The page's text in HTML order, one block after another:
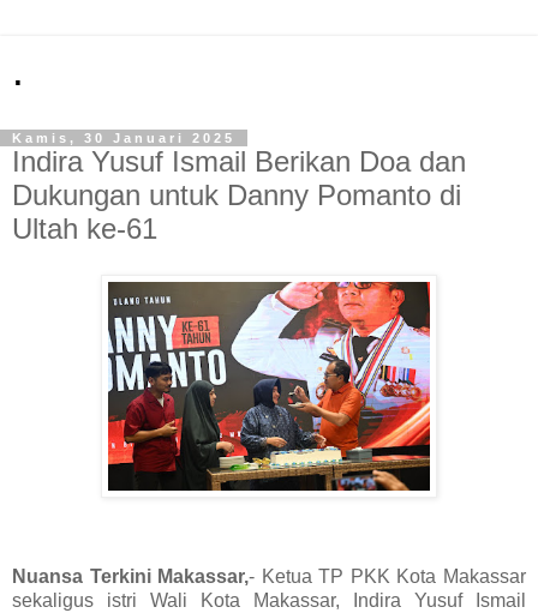
.
Kamis, 30 Januari 2025
Indira Yusuf Ismail Berikan Doa dan
Dukungan untuk Danny Pomanto di
Ultah ke-61
Nuansa Terkini Makassar,- Ketua TP PKK Kota Makassar
sekaligus istri Wali Kota Makassar, Indira Yusuf Ismail